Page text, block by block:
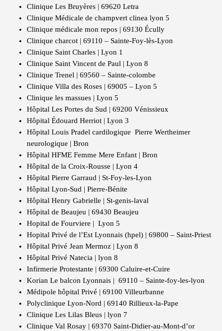
Clinique Les Bruyères | 69620 Letra
Clinique Médicale de champvert clinea lyon 5
Clinique médicale mon repos | 69130 Écully
Clinique charcot | 69110 – Sainte-Foy-lès-Lyon
Clinique Saint Charles | Lyon 1
Clinique Saint Vincent de Paul | Lyon 8
Clinique Trenel | 69560 – Sainte-colombe
Clinique Villa des Roses | 69005 – Lyon 5
Clinique les massues | Lyon 5
Hôpital Les Portes du Sud | 69200 Vénissieux
Hôpital Édouard Herriot | Lyon 3
Hôpital Louis Pradel cardilogique Pierre Wertheimer
neurologique | Bron
Hôpital HFME Femme Mere Enfant | Bron
Hôpital de la Croix-Rousse | Lyon 4
Hôpital Pierre Garraud | St-Foy-les-Lyon
Hôpital Lyon-Sud | Pierre-Bénite
Hôpital Henry Gabrielle | St-genis-laval
Hôpital de Beaujeu | 69430 Beaujeu
Hopital de Fourviere | Lyon 5
Hopital Privé de l’Est Lyonnais (hpel) | 69800 – Saint-Priest
Hôpital Privé Jean Mermoz | Lyon 8
Hôpital Privé Natecia | lyon 8
Infirmerie Protestante | 69300 Caluire-et-Cuire
Korian Le balcon Lyonnais | 69110 – Sainte-foy-les-lyon
Médipole hôpital Privé | 69100 Villeurbanne
Polyclinique Lyon-Nord | 69140 Rillieux-la-Pape
Clinique Les Lilas Bleus | lyon 7
Clinique Val Rosay | 69370 Saint-Didier-au-Mont-d’or